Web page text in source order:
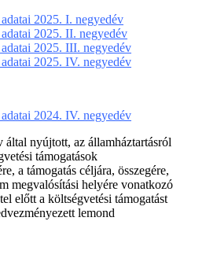
2025. I. negyedév
2025. II. negyedév
2025. III. negyedév
2025. IV. negyedév
2024. IV. negyedév
nyújtott, az államháztartásról
támogatások
a támogatás céljára, összegére,
megvalósítási helyére vonatkozó
előtt a költségvetési támogatást
lemond